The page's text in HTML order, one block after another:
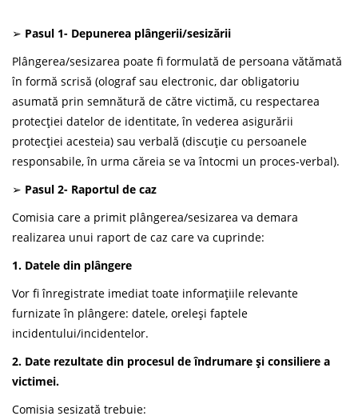
➢ Pasul 1- Depunerea plângerii/sesizării
Plângerea/sesizarea poate fi formulată de persoana vătămată
în formă scrisă (olograf sau electronic, dar obligatoriu
asumată prin semnătură de către victimă, cu respectarea
protecției datelor de identitate, în vederea asigurării
protecției acesteia) sau verbală (discuție cu persoanele
responsabile, în urma căreia se va întocmi un proces-verbal).
➢ Pasul 2- Raportul de caz
Comisia care a primit plângerea/sesizarea va demara
realizarea unui raport de caz care va cuprinde:
1. Datele din plângere
Vor fi înregistrate imediat toate informațiile relevante
furnizate în plângere: datele, oreleși faptele
incidentului/incidentelor.
2. Date rezultate din procesul de îndrumare și consiliere a
victimei.
Comisia sesizată trebuie: